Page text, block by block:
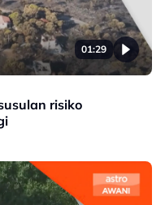
01:29
risiko